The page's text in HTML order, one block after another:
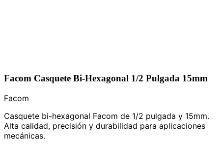
Facom Casquete Bi-Hexagonal 1/2 Pulgada 15mm
Facom
Casquete bi-hexagonal Facom de 1/2 pulgada y 15mm.
Alta calidad, precisión y durabilidad para aplicaciones
mecánicas.